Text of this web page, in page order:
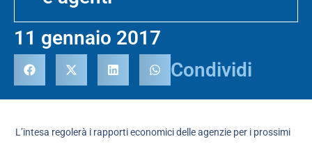
11 gennaio 2017
Condividi
L’intesa regolerà i rapporti economici delle agenzie per i prossimi